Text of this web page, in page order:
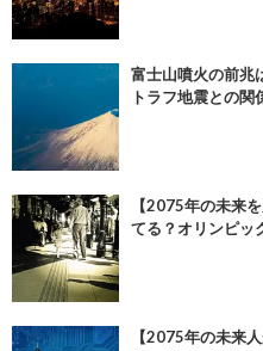
富士山噴火の前兆
トラフ地震との関
【2075年の未来
てる？オリンピッ
【2075年の未来